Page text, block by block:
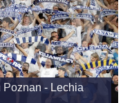
Poznan - Lechia